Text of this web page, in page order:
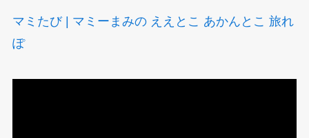
マミたび | マミーまみの ええとこ あかんとこ 旅れ
ぽ